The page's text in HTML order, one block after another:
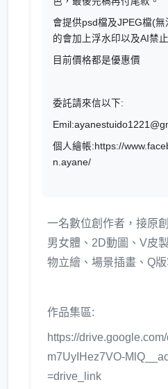
會提供psd檔及JPEG檔(無
的會加上浮水印以及AI禁
目前價格都是優惠價
委託請來信以下:
Emil:
個人繪帳:https://
n.ayane/
一名數位創作者，接原
男女體、2D動圖、V皮
物立繪、場景插畫、Q版
作品集區:
https://
m7UyIHez7VO-
=drive_link